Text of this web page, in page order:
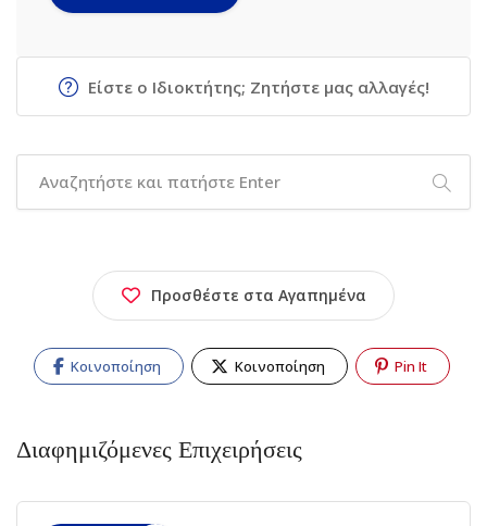
Είστε ο Ιδιοκτήτης; Ζητήστε μας αλλαγές!
Προσθέστε στα Αγαπημένα
Κοινοποίηση Κοινοποίηση Pin It
Διαφημιζόμενες Επιχειρήσεις